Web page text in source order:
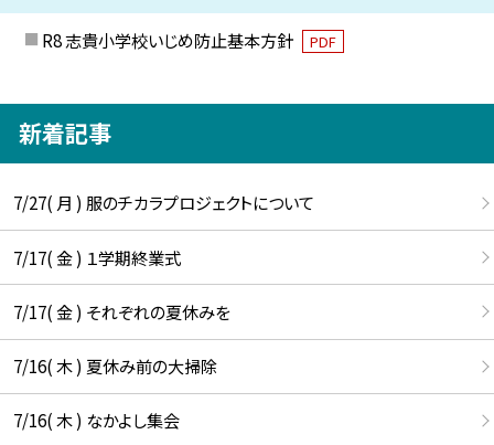
R8 志貴小学校いじめ防止基本方針 PDF
新着記事
7/27( 月 ) 服のチカラプロジェクトについて
7/17( 金 ) １学期終業式
7/17( 金 ) それぞれの夏休みを
7/16( 木 ) 夏休み前の大掃除
7/16( 木 ) なかよし集会